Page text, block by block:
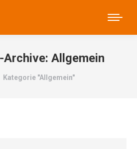
Archive: Allgemein
sich hier:
Kategorie "Allgemein"